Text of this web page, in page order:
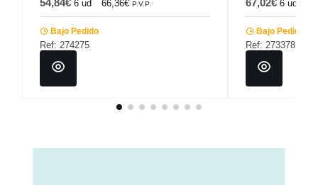
6 ud 66,36€ P.V.P.
Bajo Pedido
Ref: 274275
6 ud
Bajo Pedido
Ref: 273378